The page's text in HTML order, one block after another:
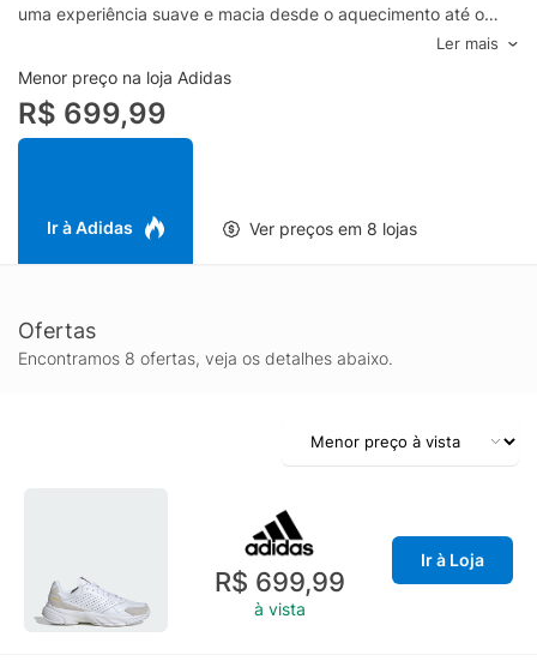
uma experiência suave e macia desde o aquecimento até o
ponto decisivo. Criada com couro macio, a parte superior inclui
orifícios de ventilação para garantir que o ar fresco flua em
torno de seus pés. O Torsion System e o solado Adiwear
mantêm você estável para giros rápidos e cortes velozes em
quadras duras.
Ler mais
Menor preço na loja Adidas
R$ 699,99
Ir à Adidas Ver preços em 8 lojas
Ofertas
Encontramos 8 ofertas, veja os detalhes abaixo.
R$ 699,99
à vista
Ir à Loja